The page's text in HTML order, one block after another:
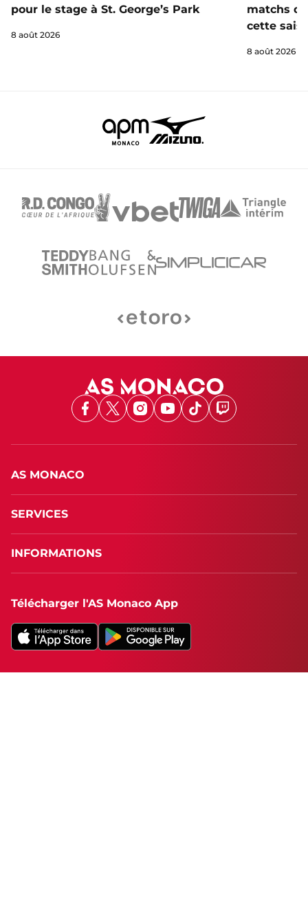
pour le stage à St. George’s Park
8 août 2026
matchs
cette
8 août 2026
Facebook
X Instagram
Youtube
TikTokTwitch
AS MONACO
SERVICES
INFORMATIONS
Télécharger l'AS Monaco App